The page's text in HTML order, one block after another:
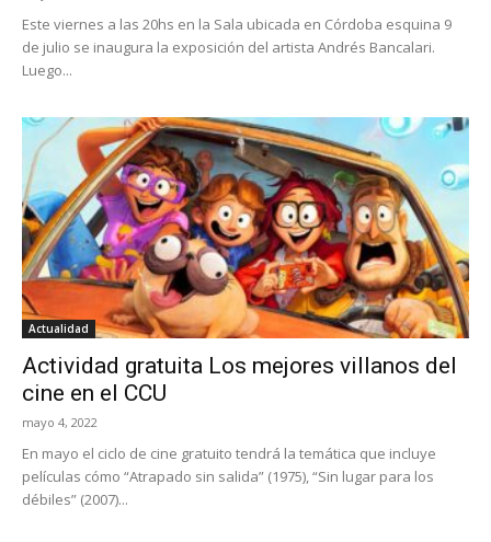
Este viernes a las 20hs en la Sala ubicada en Córdoba esquina 9
de julio se inaugura la exposición del artista Andrés Bancalari.
Luego...
Actualidad
Actividad gratuita Los mejores villanos del
cine en el CCU
mayo 4, 2022
En mayo el ciclo de cine gratuito tendrá la temática que incluye
películas cómo “Atrapado sin salida” (1975), “Sin lugar para los
débiles” (2007)...